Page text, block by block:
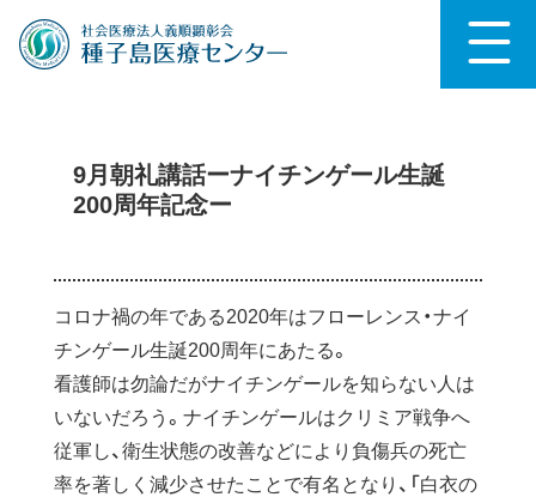
9月朝礼講話ーナイチンゲール生誕
200周年記念ー
コロナ禍の年である2020年はフローレンス・ナイ
チンゲール生誕200周年にあたる。
看護師は勿論だがナイチンゲールを知らない人は
いないだろう。ナイチンゲールはクリミア戦争へ
従軍し、衛生状態の改善などにより負傷兵の死亡
率を著しく減少させたことで有名となり、「白衣の